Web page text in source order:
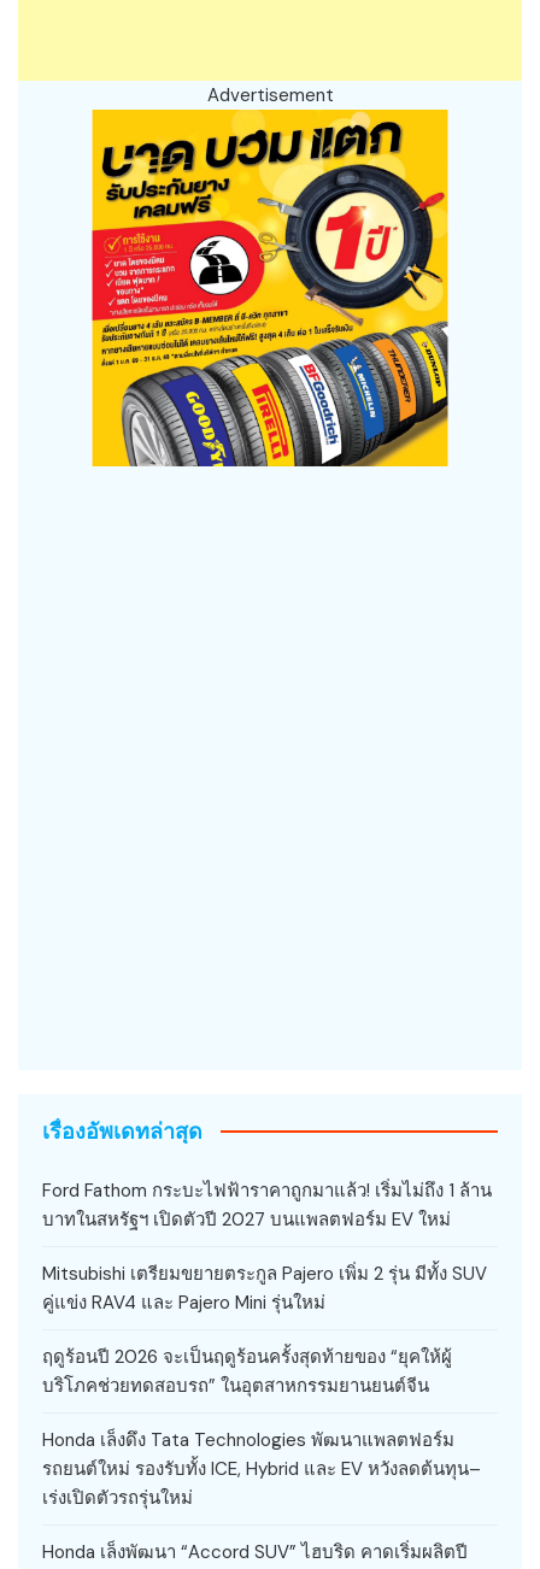
Advertisement
เรื่องอัพเดทล่าสุด
Ford Fathom กระบะไฟฟ้าราคาถูกมาแล้ว! เริ่มไม่ถึง 1 ล้าน
บาทในสหรัฐฯ เปิดตัวปี 2027 บนแพลตฟอร์ม EV ใหม่
Mitsubishi เตรียมขยายตระกูล Pajero เพิ่ม 2 รุ่น มีทั้ง SUV
คู่แข่ง RAV4 และ Pajero Mini รุ่นใหม่
ฤดูร้อนปี 2026 จะเป็นฤดูร้อนครั้งสุดท้ายของ “ยุคให้ผู้
บริโภคช่วยทดสอบรถ” ในอุตสาหกรรมยานยนต์จีน
Honda เล็งดึง Tata Technologies พัฒนาแพลตฟอร์ม
รถยนต์ใหม่ รองรับทั้ง ICE, Hybrid และ EV หวังลดต้นทุน–
เร่งเปิดตัวรถรุ่นใหม่
Honda เล็งพัฒนา “Accord SUV” ไฮบริด คาดเริ่มผลิตปี